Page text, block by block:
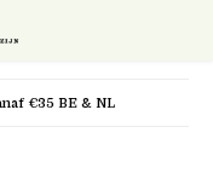
& NL